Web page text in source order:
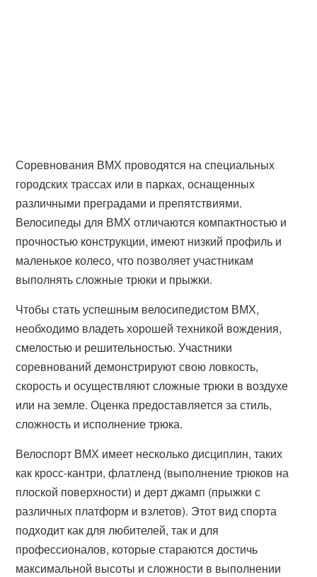
Соревнования ВМХ проводятся на специальных
городских трассах или в парках, оснащенных
различными преградами и препятствиями.
Велосипеды для ВМХ отличаются компактностью и
прочностью конструкции, имеют низкий профиль и
маленькое колесо, что позволяет участникам
выполнять сложные трюки и прыжки.
Чтобы стать успешным велосипедистом ВМХ,
необходимо владеть хорошей техникой вождения,
смелостью и решительностью. Участники
соревнований демонстрируют свою ловкость,
скорость и осуществляют сложные трюки в воздухе
или на земле. Оценка предоставляется за стиль,
сложность и исполнение трюка.
Велоспорт ВМХ имеет несколько дисциплин, таких
как кросс-кантри, флатленд (выполнение трюков на
плоской поверхности) и дерт джамп (прыжки с
различных платформ и взлетов). Этот вид спорта
подходит как для любителей, так и для
профессионалов, которые стараются достичь
максимальной высоты и сложности в выполнении